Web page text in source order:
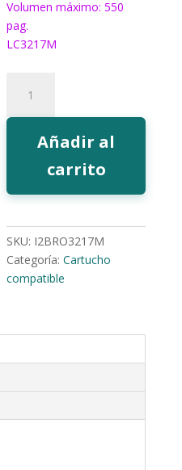
Volumen máximo: 550
pag.
LC3217M
Tinta
EcoInk
LC3217
cantidad
Añadir al
carrito
SKU: I2BRO3217M
Categoría:Cartucho
compatible